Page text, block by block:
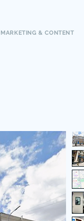
MARKETING & CONTENT